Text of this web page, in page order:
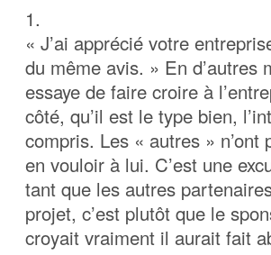
1.
« J’ai apprécié votre
du même avis. » En d’autres
essaye de faire croire à
côté, qu’il est le type bien,
compris. Les « autres »
en vouloir à lui. C’est une
tant que les autres
projet, c’est plutôt que le
croyait vraiment il aurait fait